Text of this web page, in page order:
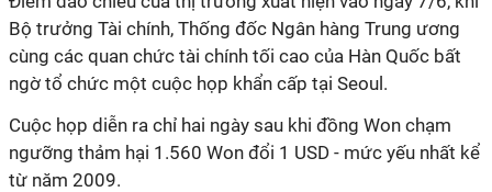
Bộ trưởng Tài chính, Thống đốc Ngân hàng Trung ương
cùng các quan chức tài chính tối cao của Hàn Quốc bất
ngờ tổ chức một cuộc họp khẩn cấp tại Seoul.
Cuộc họp diễn ra chỉ hai ngày sau khi đồng Won chạm
ngưỡng thảm hại 1.560 Won đổi 1 USD - mức yếu nhất kể
từ năm 2009.